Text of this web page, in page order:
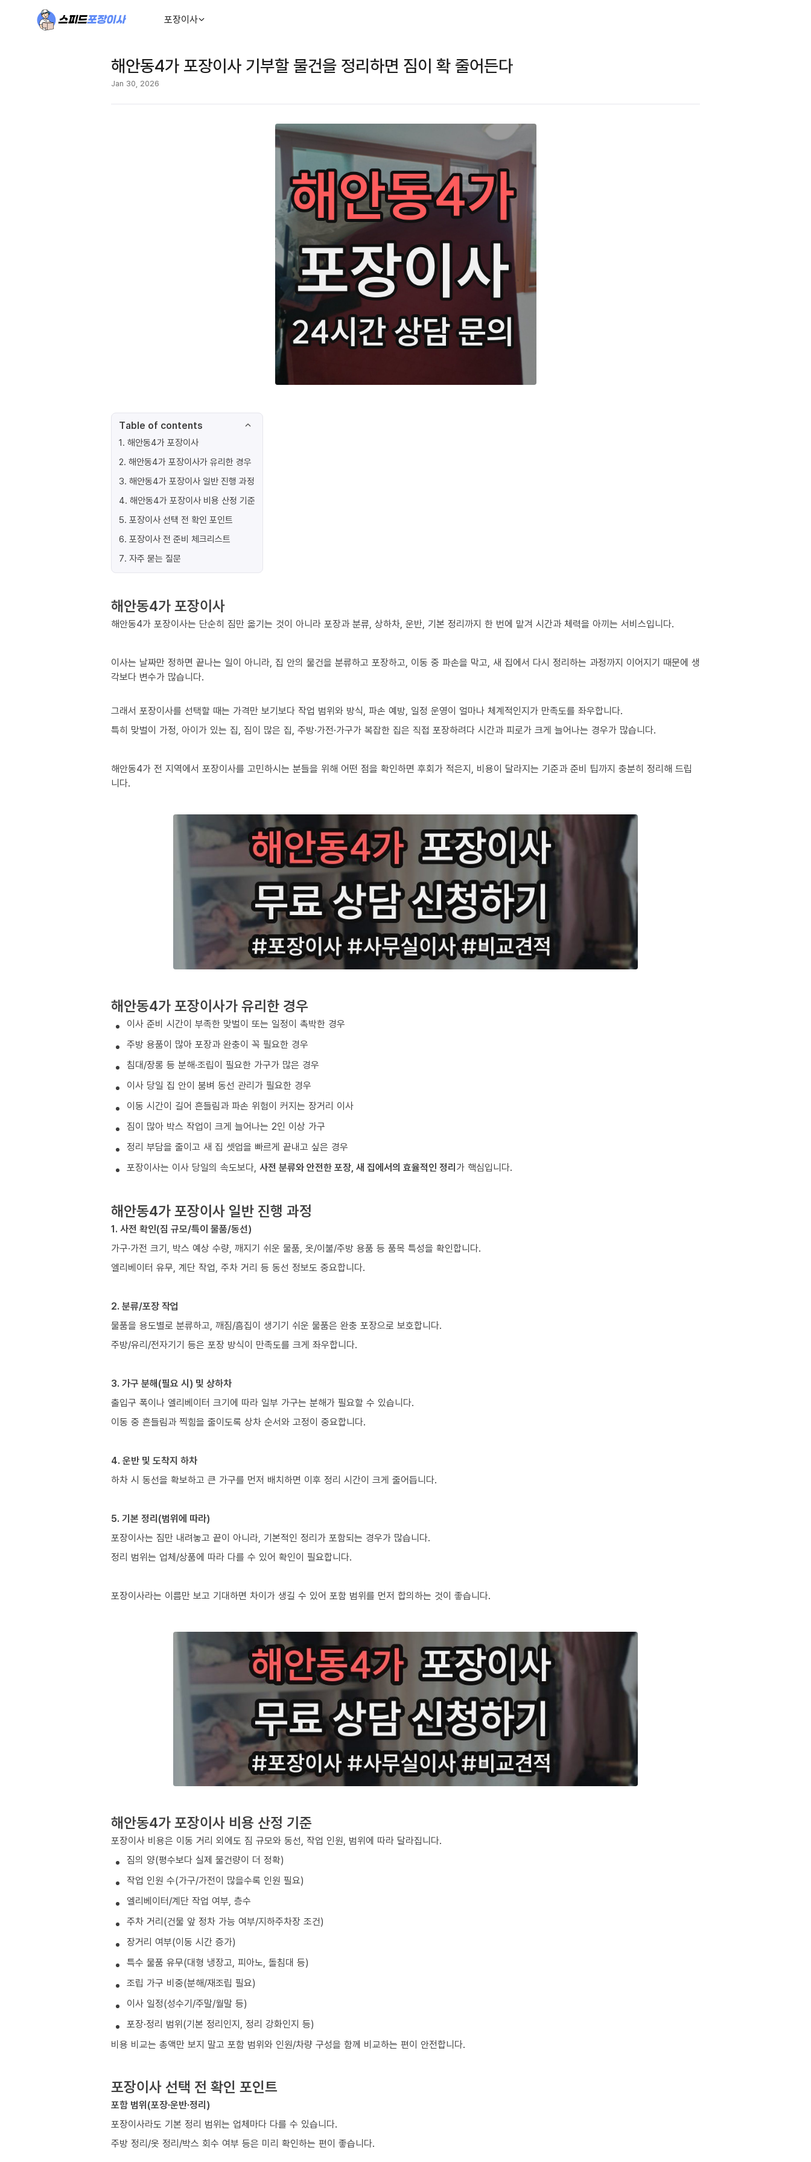
포장이사
해안동4가 포장이사 기부할 물건을 정리하면 짐이 확 줄어든다
Jan 30, 2026
Table of contents
1. 해안동4가 포장이사
2. 해안동4가 포장이사가 유리한 경우
3. 해안동4가 포장이사 일반 진행 과정
4. 해안동4가 포장이사 비용 산정 기준
5. 포장이사 선택 전 확인 포인트
6. 포장이사 전 준비 체크리스트
7. 자주 묻는 질문
해안동4가 포장이사
해안동4가 포장이사는 단순히 짐만 옮기는 것이 아니라 포장과 분류, 상하차, 운반, 기본 정리까지 한 번에 맡겨 시간과 체력을 아끼는 서비스입니다.
이사는 날짜만 정하면 끝나는 일이 아니라, 집 안의 물건을 분류하고 포장하고, 이동 중 파손을 막고, 새 집에서 다시 정리하는 과정까지 이어지기 때문에 생
각보다 변수가 많습니다.
그래서 포장이사를 선택할 때는 가격만 보기보다 작업 범위와 방식, 파손 예방, 일정 운영이 얼마나 체계적인지가 만족도를 좌우합니다.
특히 맞벌이 가정, 아이가 있는 집, 짐이 많은 집, 주방·가전·가구가 복잡한 집은 직접 포장하려다 시간과 피로가 크게 늘어나는 경우가 많습니다.
해안동4가 전 지역에서 포장이사를 고민하시는 분들을 위해 어떤 점을 확인하면 후회가 적은지, 비용이 달라지는 기준과 준비 팁까지 충분히 정리해 드립
니다.
해안동4가 포장이사가 유리한 경우
이사 준비 시간이 부족한 맞벌이 또는 일정이 촉박한 경우
주방 용품이 많아 포장과 완충이 꼭 필요한 경우
침대/장롱 등 분해·조립이 필요한 가구가 많은 경우
이사 당일 집 안이 붐벼 동선 관리가 필요한 경우
이동 시간이 길어 흔들림과 파손 위험이 커지는 장거리 이사
짐이 많아 박스 작업이 크게 늘어나는 2인 이상 가구
정리 부담을 줄이고 새 집 셋업을 빠르게 끝내고 싶은 경우
포장이사는 이사 당일의 속도보다, 사전 분류와 안전한 포장, 새 집에서의 효율적인 정리가 핵심입니다.
해안동4가 포장이사 일반 진행 과정
1. 사전 확인(짐 규모/특이 물품/동선)
가구·가전 크기, 박스 예상 수량, 깨지기 쉬운 물품, 옷/이불/주방 용품 등 품목 특성을 확인합니다.
엘리베이터 유무, 계단 작업, 주차 거리 등 동선 정보도 중요합니다.
2. 분류/포장 작업
물품을 용도별로 분류하고, 깨짐/흠집이 생기기 쉬운 물품은 완충 포장으로 보호합니다.
주방/유리/전자기기 등은 포장 방식이 만족도를 크게 좌우합니다.
3. 가구 분해(필요 시) 및 상하차
출입구 폭이나 엘리베이터 크기에 따라 일부 가구는 분해가 필요할 수 있습니다.
이동 중 흔들림과 찍힘을 줄이도록 상차 순서와 고정이 중요합니다.
4. 운반 및 도착지 하차
하차 시 동선을 확보하고 큰 가구를 먼저 배치하면 이후 정리 시간이 크게 줄어듭니다.
5. 기본 정리(범위에 따라)
포장이사는 짐만 내려놓고 끝이 아니라, 기본적인 정리가 포함되는 경우가 많습니다.
정리 범위는 업체/상품에 따라 다를 수 있어 확인이 필요합니다.
포장이사라는 이름만 보고 기대하면 차이가 생길 수 있어 포함 범위를 먼저 합의하는 것이 좋습니다.
해안동4가 포장이사 비용 산정 기준
포장이사 비용은 이동 거리 외에도 짐 규모와 동선, 작업 인원, 범위에 따라 달라집니다.
짐의 양(평수보다 실제 물건량이 더 정확)
작업 인원 수(가구/가전이 많을수록 인원 필요)
엘리베이터/계단 작업 여부, 층수
주차 거리(건물 앞 정차 가능 여부/지하주차장 조건)
장거리 여부(이동 시간 증가)
특수 물품 유무(대형 냉장고, 피아노, 돌침대 등)
조립 가구 비중(분해/재조립 필요)
이사 일정(성수기/주말/월말 등)
포장·정리 범위(기본 정리인지, 정리 강화인지 등)
비용 비교는 총액만 보지 말고 포함 범위와 인원/차량 구성을 함께 비교하는 편이 안전합니다.
포장이사 선택 전 확인 포인트
포함 범위(포장·운반·정리)
포장이사라도 기본 정리 범위는 업체마다 다를 수 있습니다.
주방 정리/옷 정리/박스 회수 여부 등은 미리 확인하는 편이 좋습니다.